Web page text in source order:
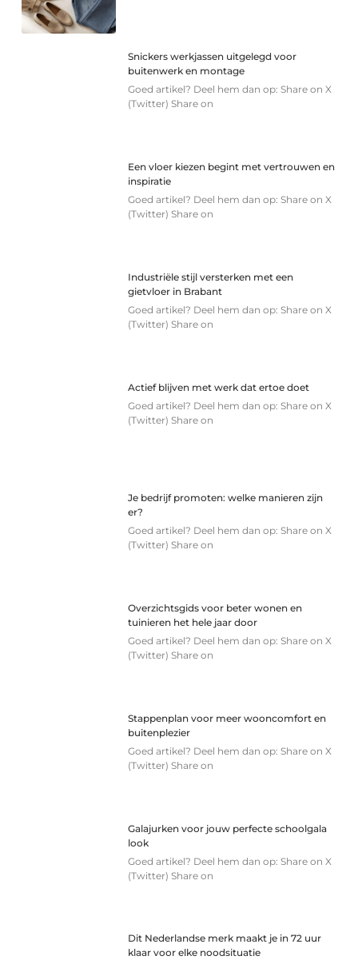
Snickers werkjassen uitgelegd voor
buitenwerk en montage
Goed artikel? Deel hem dan op: Share on X
(Twitter) Share on
Een vloer kiezen begint met vertrouwen en
inspiratie
Goed artikel? Deel hem dan op: Share on X
(Twitter) Share on
Industriële stijl versterken met een
gietvloer in Brabant
Goed artikel? Deel hem dan op: Share on X
(Twitter) Share on
Actief blijven met werk dat ertoe doet
Goed artikel? Deel hem dan op: Share on X
(Twitter) Share on
Je bedrijf promoten: welke manieren zijn
er?
Goed artikel? Deel hem dan op: Share on X
(Twitter) Share on
Overzichtsgids voor beter wonen en
tuinieren het hele jaar door
Goed artikel? Deel hem dan op: Share on X
(Twitter) Share on
Stappenplan voor meer wooncomfort en
buitenplezier
Goed artikel? Deel hem dan op: Share on X
(Twitter) Share on
Galajurken voor jouw perfecte schoolgala
look
Goed artikel? Deel hem dan op: Share on X
(Twitter) Share on
Dit Nederlandse merk maakt je in 72 uur
klaar voor elke noodsituatie